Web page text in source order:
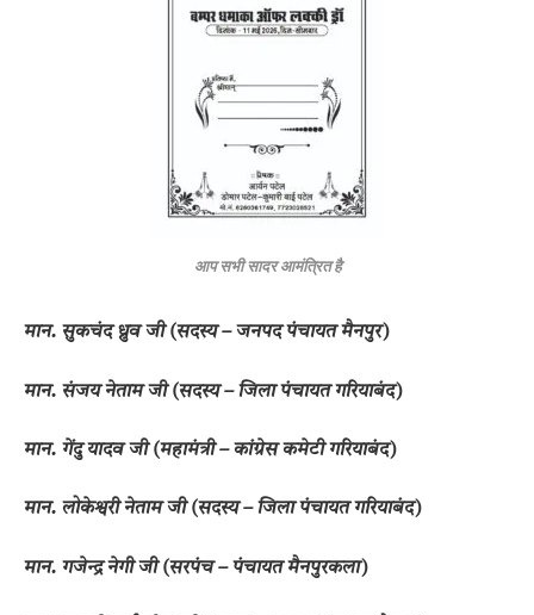
आप सभी सादर आमंत्रित है
​मान. सुकचंद ध्रुव जी (सदस्य – जनपद पंचायत मैनपुर)
​मान. संजय नेताम जी (सदस्य – जिला पंचायत गरियाबंद)
​मान. गेंदु यादव जी (महामंत्री – कांग्रेस कमेटी गरियाबंद)
​मान. लोकेश्वरी नेताम जी (सदस्य – जिला पंचायत गरियाबंद)
​मान. गजेन्द्र नेगी जी (सरपंच – पंचायत मैनपुरकला)